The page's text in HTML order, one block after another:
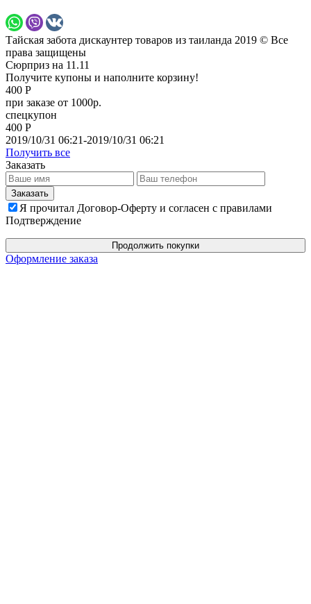
Тайская забота дискаунтер товаров из таиланда 2019 © Все
права защищены
Сюрприз на 11.11
Получите купоны и наполните корзину!
400 Р
при заказе от 1000р.
спецкупон
400 Р
2019/10/31 06:21-2019/10/31 06:21
Получить все
Заказать
Я прочитал Договор-Оферту и согласен с правилами
Подтверждение
Продолжить покупки
Оформление заказа